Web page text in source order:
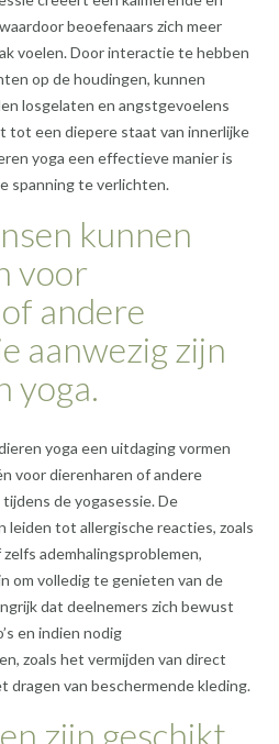
beoefenaars zich meer
voelen. Door interactie te hebben
op de houdingen, kunnen
losgelaten en angstgevoelens
tot een diepere staat van innerlijke
yoga een effectieve manier is
spanning te verlichten.
kunnen
voor
andere
aanwezig zijn
yoga.
yoga een uitdaging vormen
voor dierenharen of andere
de yogasessie. De
leiden tot allergische reacties, zoals
ademhalingsproblemen,
om volledig te genieten van de
dat deelnemers zich bewust
en indien nodig
zoals het vermijden van direct
dragen van beschermende kleding.
zijn geschikt